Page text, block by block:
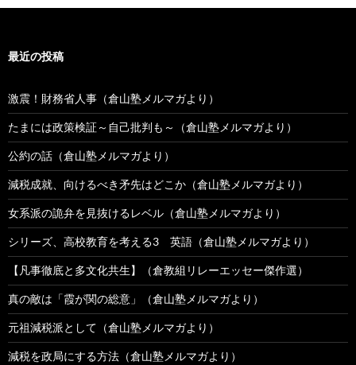
最近の投稿
激震！財務省人事（倉山塾メルマガより）
たまには政策検証～自己批判も～（倉山塾メルマガより）
公約の話（倉山塾メルマガより）
減税成就、向けるべき矛先はどこか（倉山塾メルマガより）
女系派の詭弁を見抜けるレベル（倉山塾メルマガより）
シリーズ、高校教育を考える3 英語（倉山塾メルマガより）
【凡事徹底と多文化共生】（倉教組リレーエッセー傑作選）
真の敵は「霞が関の総意」（倉山塾メルマガより）
元祖減税派として（倉山塾メルマガより）
減税を政局にする方法（倉山塾メルマガより）